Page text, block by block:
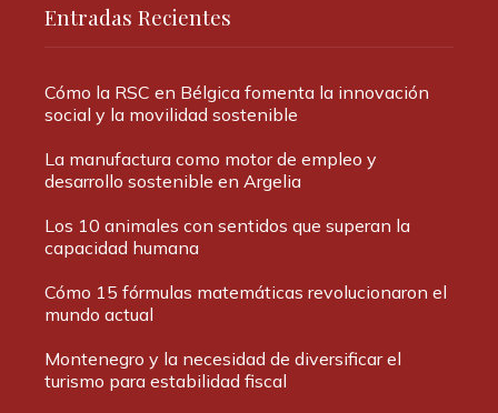
Entradas Recientes
Cómo la RSC en Bélgica fomenta la innovación
social y la movilidad sostenible
La manufactura como motor de empleo y
desarrollo sostenible en Argelia
Los 10 animales con sentidos que superan la
capacidad humana
Cómo 15 fórmulas matemáticas revolucionaron el
mundo actual
Montenegro y la necesidad de diversificar el
turismo para estabilidad fiscal